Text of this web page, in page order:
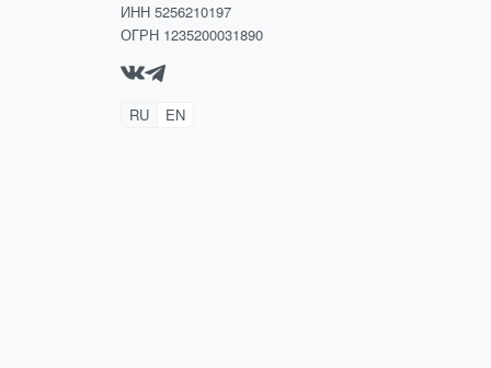
ИНН 5256210197
ОГРН 1235200031890
RU EN